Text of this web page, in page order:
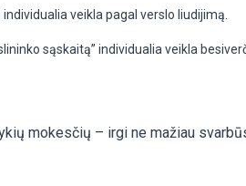
veikla pagal verslo liudijimą.
sąskaitą” individualia veikla
mokesčių – irgi ne mažiau